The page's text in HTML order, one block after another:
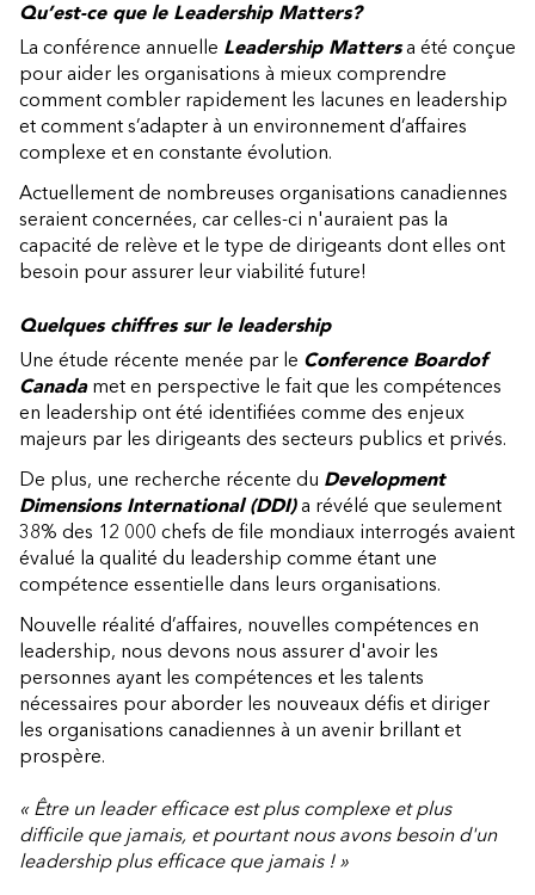
Qu’est-ce que le Leadership Matters?
La conférence annuelle Leadership Mattersa été conçue
pour aider les organisations à mieux comprendre
comment combler rapidement les lacunes en leadership
et comment s’adapter à un environnement d’affaires
complexe et en constante évolution.
Actuellement de nombreuses organisations canadiennes
seraient concernées, car celles-ci n'auraient pas la
capacité de relève et le type de dirigeants dont elles ont
besoin pour assurer leur viabilité future!
Quelques chiffres sur le leadership
Une étude récente menée par le Conference Boardof
Canadamet en perspective le fait que les compétences
en leadership ont été identifiées comme des enjeux
majeurs par les dirigeants des secteurs publics et privés.
De plus, une recherche récente du Development
Dimensions International (DDI)a révélé que seulement
38% des 12 000 chefs de file mondiaux interrogés avaient
évalué la qualité du leadership comme étant une
compétence essentielle dans leurs organisations.
Nouvelle réalité d’affaires, nouvelles compétences en
leadership, nous devons nous assurer d'avoir les
personnes ayant les compétences et les talents
nécessaires pour aborder les nouveaux défis et diriger
les organisations canadiennes à un avenir brillant et
prospère.
« Être un leader efficace est plus complexe et plus
difficile que jamais, et pourtant nous avons besoin d'un
leadership plus efficace que jamais ! »